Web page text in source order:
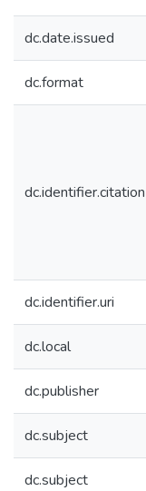
dc.date.issued
dc.format
dc.identifier.citation
dc.identifier.uri
dc.local
dc.publisher
dc.subject
dc.subject